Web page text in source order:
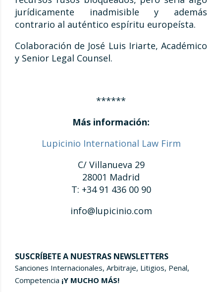
jurídicamente inadmisible y además
contrario al auténtico espíritu europeísta.
Colaboración de José Luis Iriarte, Académico
y Senior Legal Counsel.
******
Más información:
Lupicinio International Law Firm
C/ Villanueva 29
28001 Madrid
T: +34 91 436 00 90
info@lupicinio.com
SUSCRÍBETE A NUESTRAS NEWSLETTERS
Sanciones Internacionales, Arbitraje, Litigios, Penal,
Competencia ¡Y MUCHO MÁS!